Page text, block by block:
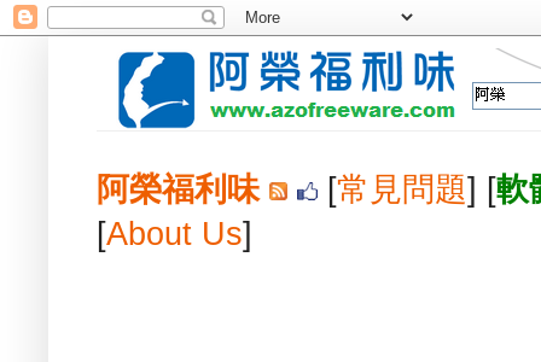
阿榮福利味 [常見問題] [軟
[About Us]